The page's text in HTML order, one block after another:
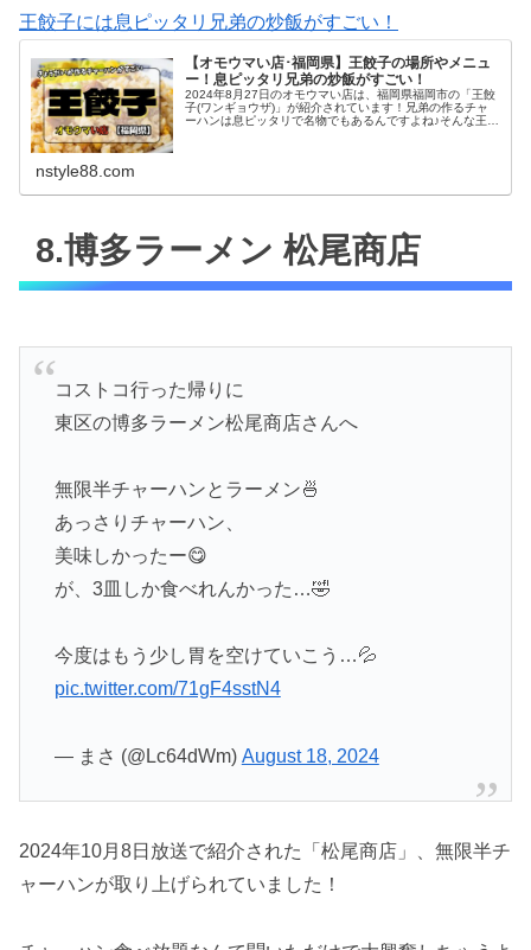
王餃子には息ピッタリ兄弟の炒飯がすごい！
【オモウマい店･福岡県】王餃子の場所やメニュ
ー！息ピッタリ兄弟の炒飯がすごい！
2024年8月27日のオモウマい店は、福岡県福岡市の「王餃
子(ワンギョウザ)」が紹介されています！兄弟の作るチャ
ーハンは息ピッタリで名物でもあるんですよね♪そんな王餃
nstyle88.com
8.博多ラーメン 松尾商店
コストコ行った帰りに
東区の博多ラーメン松尾商店さんへ
無限半チャーハンとラーメン🍜
あっさりチャーハン、
美味しかったー😋
が、3皿しか食べれんかった…🤣
今度はもう少し胃を空けていこう…💦
pic.twitter.com/71gF4sstN4
— まさ (@Lc64dWm) August 18, 2024
2024年10月8日放送で紹介された「松尾商店」、無限半チ
ャーハンが取り上げられていました！